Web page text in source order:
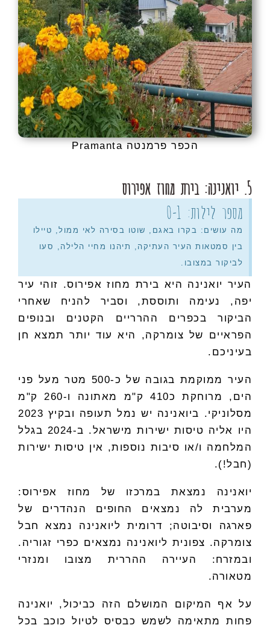
הכפר פרמנטה Pramanta
5. יואנינה: בירת מחוז אפירוס
מספר לילות: 0-1
מה עושים: בקרו באגם, שוטו בסירה לאי ממול, טיילו
בין סמטאות העיר העתיקה, תיהנו מחיי הלילה, סעו
לביקור במצובו.
העיר יואנינה היא בירת מחוז אפירוס. זוהי עיר
יפה, נעימה ותוססת, וסביר להניח שאחרי
הביקור בכפרים ההרריים הקטנים ובנופים
הפראיים של צומרקה, היא עוד יותר תמצא חן
בעיניכם.
העיר ממוקמת בגובה של כ-500 מטר מעל פני
הים, מרוחקת כ410 ק"מ מאתונה ו-260 ק"מ
מסלוניקי. ביואנינה יש נמל תעופה ובקיץ 2023
היו אליה טיסות ישירות מישראל. ב-2024 בגלל
המלחמה ו/או סיבות נוספות, אין טיסות ישירות
(חבל!).
יואנינה נמצאת במרכזו של מחוז אפירוס:
מערבית לה נמצאים החופים הנהדרים של
פארגה וסיבוטה; דרומית ליואנינה נמצא חבל
צומרקה. צפונית ליואנינה נמצאים כפרי זגוריה.
ובמזרח: העיירה ההררית מצובו ומנזרי
מטאורה.
על אף המיקום המושלם הזה כביכול, יואנינה
פחות מתאימה לשמש כבסיס לטיול כוכב בכל